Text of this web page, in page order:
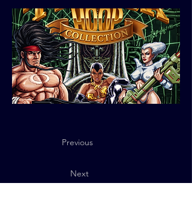
Previous
Next